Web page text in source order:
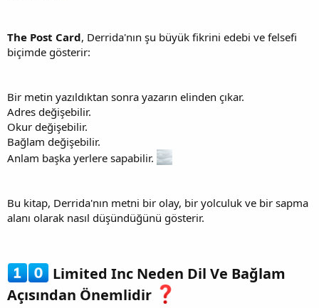
The Post Card, Derrida'nın şu büyük fikrini edebi ve felsefi
biçimde gösterir:
Bir metin yazıldıktan sonra yazarın elinden çıkar.
Adres değişebilir.
Okur değişebilir.
Bağlam değişebilir.
Anlam başka yerlere sapabilir.
Bu kitap, Derrida'nın metni bir olay, bir yolculuk ve bir sapma
alanı olarak nasıl düşündüğünü gösterir.
Limited Inc Neden Dil Ve Bağlam
Açısından Önemlidir